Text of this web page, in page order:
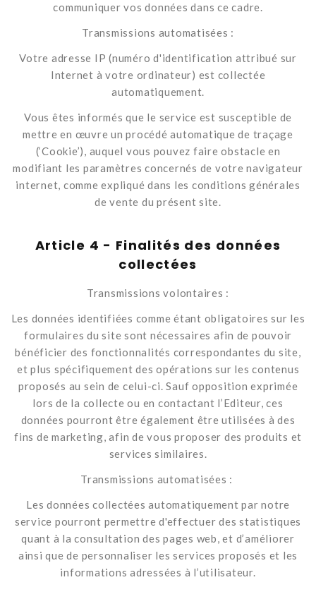
communiquer vos données dans ce cadre.
Transmissions automatisées :
Votre adresse IP (numéro d'identification attribué sur
Internet à votre ordinateur) est collectée
automatiquement.
Vous êtes informés que le service est susceptible de
mettre en œuvre un procédé automatique de traçage
(‘Cookie’), auquel vous pouvez faire obstacle en
modifiant les paramètres concernés de votre navigateur
internet, comme expliqué dans les conditions générales
de vente du présent site.
Article 4 - Finalités des données
collectées
Transmissions volontaires :
Les données identifiées comme étant obligatoires sur les
formulaires du site sont nécessaires afin de pouvoir
bénéficier des fonctionnalités correspondantes du site,
et plus spécifiquement des opérations sur les contenus
proposés au sein de celui-ci. Sauf opposition exprimée
lors de la collecte ou en contactant l’Editeur, ces
données pourront être également être utilisées à des
fins de marketing, afin de vous proposer des produits et
services similaires.
Transmissions automatisées :
Les données collectées automatiquement par notre
service pourront permettre d'effectuer des statistiques
quant à la consultation des pages web, et d’améliorer
ainsi que de personnaliser les services proposés et les
informations adressées à l’utilisateur.